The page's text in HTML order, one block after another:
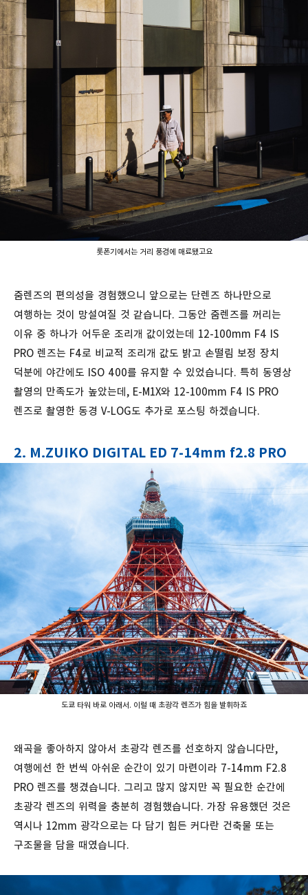
롯폰기에서는 거리 풍경에 매료됐고요
줌렌즈의 편의성을 경험했으니 앞으로는 단렌즈 하나만으로
여행하는 것이 망설여질 것 같습니다. 그동안 줌렌즈를 꺼리는
이유 중 하나가 어두운 조리개 값이었는데 12-100mm F4 IS
PRO 렌즈는 F4로 비교적 조리개 값도 밝고 손떨림 보정 장치
덕분에 야간에도 ISO 400를 유지할 수 있었습니다. 특히 동영상
촬영의 만족도가 높았는데, E-M1X와 12-100mm F4 IS PRO
렌즈로 촬영한 동경 V-LOG도 추가로 포스팅 하겠습니다.
2. M.ZUIKO DIGITAL ED 7-14mm f2.8 PRO
도쿄 타워 바로 아래서. 이럴 때 초광각 렌즈가 힘을 발휘하죠
왜곡을 좋아하지 않아서 초광각 렌즈를 선호하지 않습니다만,
여행에선 한 번씩 아쉬운 순간이 있기 마련이라 7-14mm F2.8
PRO 렌즈를 챙겼습니다. 그리고 많지 않지만 꼭 필요한 순간에
초광각 렌즈의 위력을 충분히 경험했습니다. 가장 유용했던 것은
역시나 12mm 광각으로는 다 담기 힘든 커다란 건축물 또는
구조물을 담을 때였습니다.